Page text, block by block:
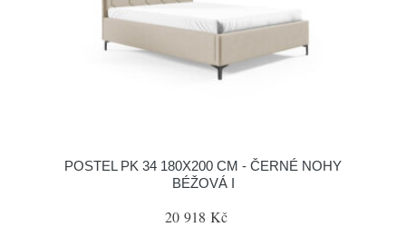
POSTEL PK 34 180X200 CM - ČERNÉ NOHY
BÉŽOVÁ I
20 918 Kč